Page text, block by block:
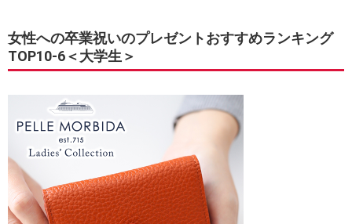
女性への卒業祝いのプレゼントおすすめランキング
TOP10-6＜大学生＞